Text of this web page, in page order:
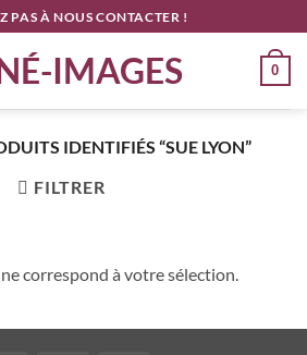
PAS À NOUS CONTACTER !
0
IDENTIFIÉS “SUE LYON”
FILTRER
correspond à votre sélection.